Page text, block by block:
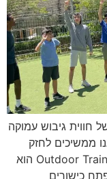
חווית גיבוש עמוקה
ממשיכים לחזק
מיומנויות בכל התחומים. מבוא Outdoor Training (ODT) הוא
כישורים